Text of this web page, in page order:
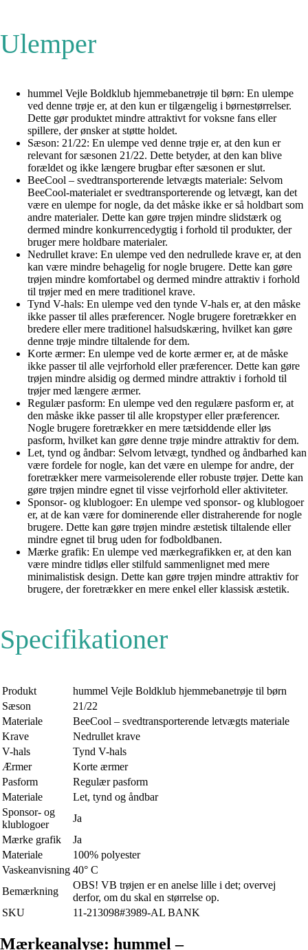
Ulemper
hummel Vejle Boldklub hjemmebanetrøje til børn: En ulempe
ved denne trøje er, at den kun er tilgængelig i børnestørrelser.
Dette gør produktet mindre attraktivt for voksne fans eller
spillere, der ønsker at støtte holdet.
Sæson: 21/22: En ulempe ved denne trøje er, at den kun er
relevant for sæsonen 21/22. Dette betyder, at den kan blive
forældet og ikke længere brugbar efter sæsonen er slut.
BeeCool – svedtransporterende letvægts materiale: Selvom
BeeCool-materialet er svedtransporterende og letvægt, kan det
være en ulempe for nogle, da det måske ikke er så holdbart som
andre materialer. Dette kan gøre trøjen mindre slidstærk og
dermed mindre konkurrencedygtig i forhold til produkter, der
bruger mere holdbare materialer.
Nedrullet krave: En ulempe ved den nedrullede krave er, at den
kan være mindre behagelig for nogle brugere. Dette kan gøre
trøjen mindre komfortabel og dermed mindre attraktiv i forhold
til trøjer med en mere traditionel krave.
Tynd V-hals: En ulempe ved den tynde V-hals er, at den måske
ikke passer til alles præferencer. Nogle brugere foretrækker en
bredere eller mere traditionel halsudskæring, hvilket kan gøre
denne trøje mindre tiltalende for dem.
Korte ærmer: En ulempe ved de korte ærmer er, at de måske
ikke passer til alle vejrforhold eller præferencer. Dette kan gøre
trøjen mindre alsidig og dermed mindre attraktiv i forhold til
trøjer med længere ærmer.
Regulær pasform: En ulempe ved den regulære pasform er, at
den måske ikke passer til alle kropstyper eller præferencer.
Nogle brugere foretrækker en mere tætsiddende eller løs
pasform, hvilket kan gøre denne trøje mindre attraktiv for dem.
Let, tynd og åndbar: Selvom letvægt, tyndhed og åndbarhed kan
være fordele for nogle, kan det være en ulempe for andre, der
foretrækker mere varmeisolerende eller robuste trøjer. Dette kan
gøre trøjen mindre egnet til visse vejrforhold eller aktiviteter.
Sponsor- og klublogoer: En ulempe ved sponsor- og klublogoer
er, at de kan være for dominerende eller distraherende for nogle
brugere. Dette kan gøre trøjen mindre æstetisk tiltalende eller
mindre egnet til brug uden for fodboldbanen.
Mærke grafik: En ulempe ved mærkegrafikken er, at den kan
være mindre tidløs eller stilfuld sammenlignet med mere
minimalistisk design. Dette kan gøre trøjen mindre attraktiv for
brugere, der foretrækker en mere enkel eller klassisk æstetik.
Specifikationer
Produkt
hummel Vejle Boldklub hjemmebanetrøje til børn
Sæson
21/22
Materiale
BeeCool – svedtransporterende letvægts materiale
Krave
Nedrullet krave
V-hals
Tynd V-hals
Ærmer
Korte ærmer
Pasform
Regulær pasform
Materiale
Let, tynd og åndbar
Sponsor- og
klublogoer
Ja
Mærke grafik
Ja
Materiale
100% polyester
Vaskeanvisning 40° C
Bemærkning
OBS! VB trøjen er en anelse lille i det; overvej
derfor, om du skal en størrelse op.
SKU
11-213098#3989-AL BANK
Mærkeanalyse: hummel –